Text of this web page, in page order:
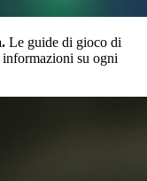
Le guide di gioco di
su ogni